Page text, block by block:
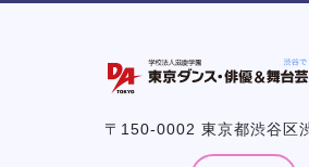
〒150-0002 東京都渋谷区